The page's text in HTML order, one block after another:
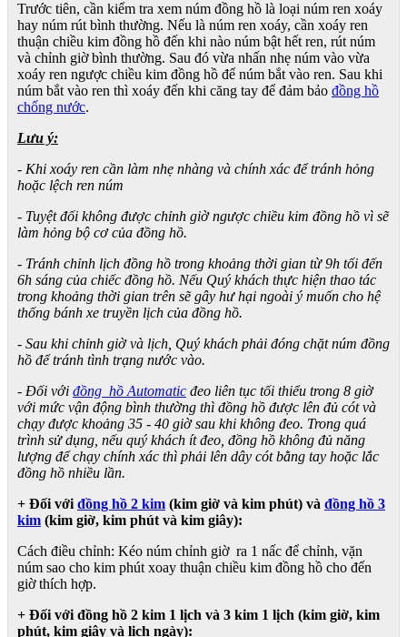
Trước tiên, cần kiểm tra xem núm đồng hồ là loại núm ren xoáy
hay núm rút bình thường. Nếu là núm ren xoáy, cần xoáy ren
thuận chiều kim đồng hồ đến khi nào núm bật hết ren, rút núm
và chỉnh giờ bình thường. Sau đó vừa nhấn nhẹ núm vào vừa
xoáy ren ngược chiều kim đồng hồ để núm bắt vào ren. Sau khi
núm bắt vào ren thì xoáy đến khi căng tay để đảm bảo đồng hồ
chống nước.
Lưu ý:
- Khi xoáy ren cần làm nhẹ nhàng và chính xác để tránh hỏng
hoặc lệch ren núm
- Tuyệt đối không được chỉnh giờ ngược chiều kim đồng hồ vì sẽ
làm hỏng bộ cơ của đồng hồ.
- Tránh chỉnh lịch đồng hồ trong khoảng thời gian từ 9h tối đến
6h sáng của chiếc đồng hồ. Nếu Quý khách thực hiện thao tác
trong khoảng thời gian trên sẽ gây hư hại ngoài ý muốn cho hệ
thống bánh xe truyền lịch của đồng hồ.
- Sau khi chỉnh giờ và lịch, Quý khách phải đóng chặt núm đồng
hồ để tránh tình trạng nước vào.
- Đối với đồng hồ Automatic đeo liên tục tối thiểu trong 8 giờ
với mức vận động bình thường thì đồng hồ được lên đủ cót và
chạy được khoảng 35 - 40 giờ sau khi không đeo. Trong quá
trình sử dụng, nếu quý khách ít đeo, đồng hồ không đủ năng
lượng để chạy chính xác thì phải lên dây cót bằng tay hoặc lắc
đồng hồ nhiều lần.
+ Đối với đồng hồ 2 kim (kim giờ và kim phút) và đồng hồ 3
kim (kim giờ, kim phút và kim giây):
Cách điều chỉnh: Kéo núm chỉnh giờ ra 1 nấc để chỉnh, vặn
núm sao cho kim phút xoay thuận chiều kim đồng hồ cho đến
giờ thích hợp.
+ Đối với đồng hồ 2 kim 1 lịch và 3 kim 1 lịch (kim giờ, kim
phút, kim giây và lịch ngày):